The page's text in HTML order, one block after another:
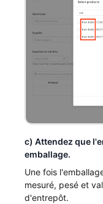
c) Attendez que
emballage.
Une fois
mesuré, pesé et
d'entrepôt.